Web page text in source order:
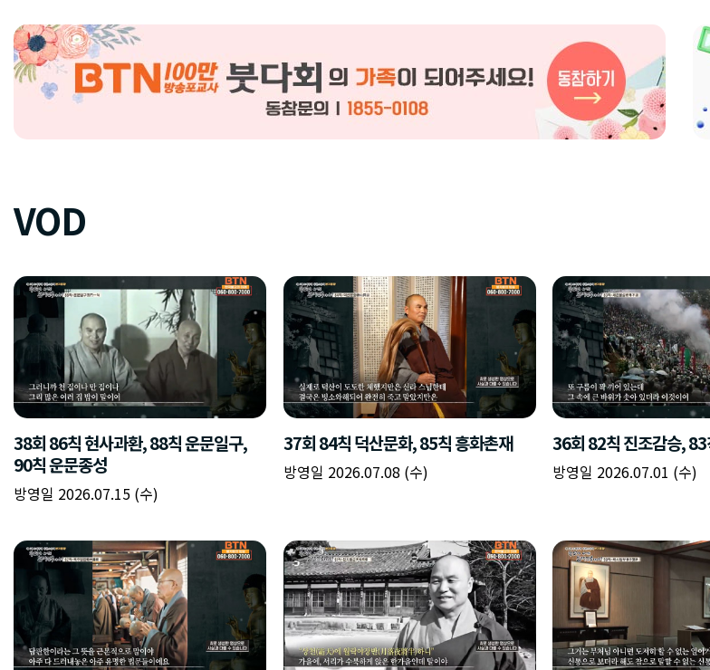
책
갈
입
력
이름
시간
구
간
복
입
력
이름
시작시간
종료시간
플
레
리
스
트
이름
주소
이미지